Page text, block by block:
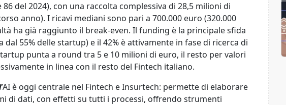
del 2024), con una raccolta complessiva di 28,5 milioni di
anno). I ricavi mediani sono pari a 700.000 euro (320.000
ha già raggiunto il break-even. Il funding è la principale sfida
dal 55% delle startup) e il 42% è attivamente in fase di ricerca di
punta a round tra 5 e 10 milioni di euro, il resto per valori
in linea con il resto del Fintech italiano.
’AI è oggi centrale nel Fintech e Insurtech: permette di elaborare
di dati, con effetti su tutti i processi, offrendo strumenti